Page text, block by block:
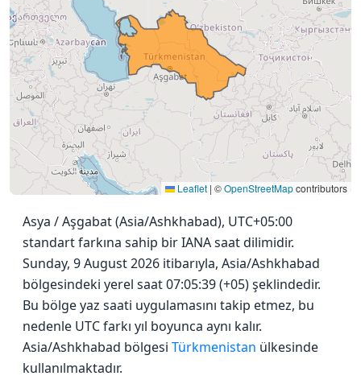
Leaflet | ©OpenStreetMapcontributors
Asya / Aşgabat (Asia/Ashkhabad), UTC+05:00
standart farkına sahip bir IANA saat dilimidir.
Sunday, 9 August 2026 itibarıyla, Asia/Ashkhabad
bölgesindeki yerel saat 07:05:39 (+05) şeklindedir.
Bu bölge yaz saati uygulamasını takip etmez, bu
nedenle UTC farkı yıl boyunca aynı kalır.
Asia/Ashkhabad bölgesi Türkmenistan ülkesinde
kullanılmaktadır.